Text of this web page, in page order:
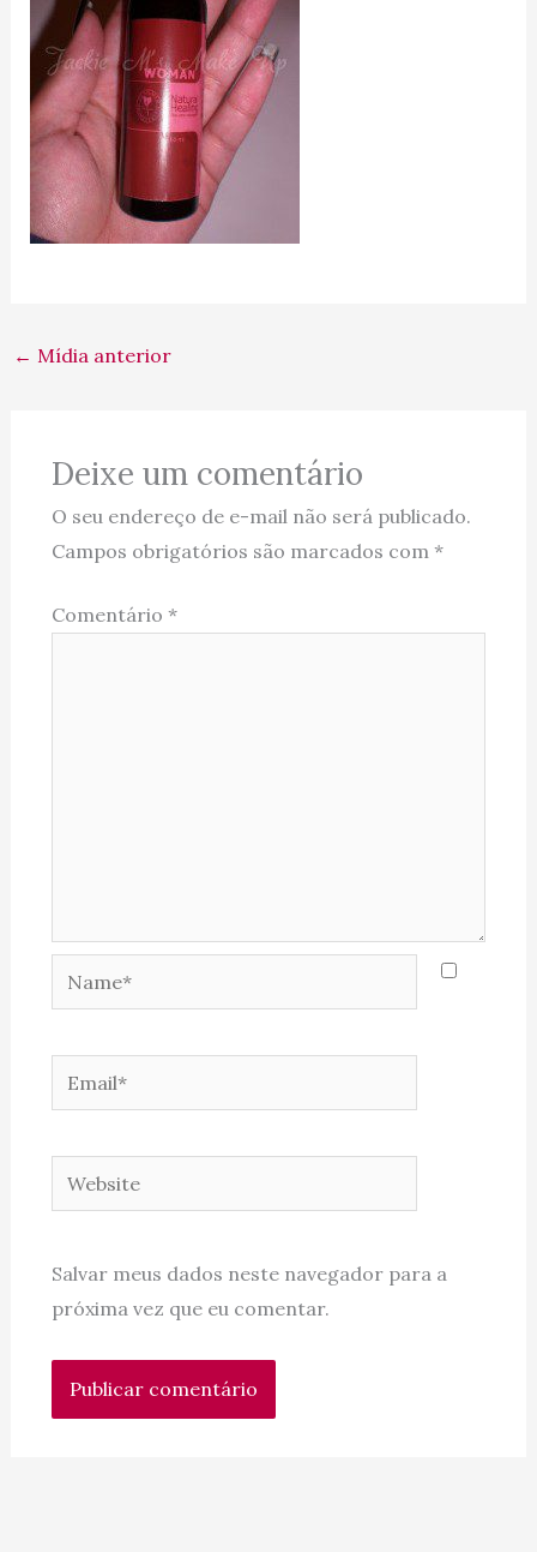
← Mídia anterior
Deixe um comentário
O seu endereço de e-mail não será publicado.
Campos obrigatórios são marcados com *
Comentário *
Name*
Email*
Website
Salvar meus dados neste navegador para a
próxima vez que eu comentar.